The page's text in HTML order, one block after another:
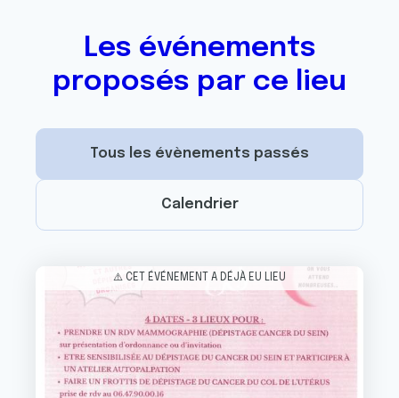
Les événements
proposés par ce lieu
Tous les évènements passés
Calendrier
⚠️ CET ÉVÉNEMENT A DÉJÀ EU LIEU